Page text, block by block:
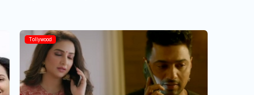
Tollywood